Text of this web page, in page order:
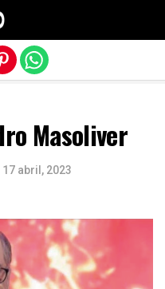
Masoliver
17 abril, 2023
móvil